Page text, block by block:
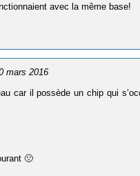
avec la même base!
mars 2016
car il possède un chip qui
🙁